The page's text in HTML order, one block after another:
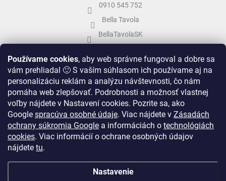
Používame cookies, aby web správne fungoval a dobre sa
vám prehliadal 🙂 S vaším súhlasom ich používame aj na
personalizáciu reklám a analýzu návštevnosti, čo nám
pomáha web zlepšovať. Podrobnosti a možnosť vlastnej
voľby nájdete v Nastavení cookies. Pozrite sa, ako
Google spracúva osobné údaje. Viac nájdete v Zásadách
ochrany súkromia Google a informáciách o technológiách
cookies. Viac informácií o ochrane osobných údajov
nájdete tu.
Nastavenie
0910 545 752
Bella Tavola
BellaTavolaSK
Vytvoril Shoptet &